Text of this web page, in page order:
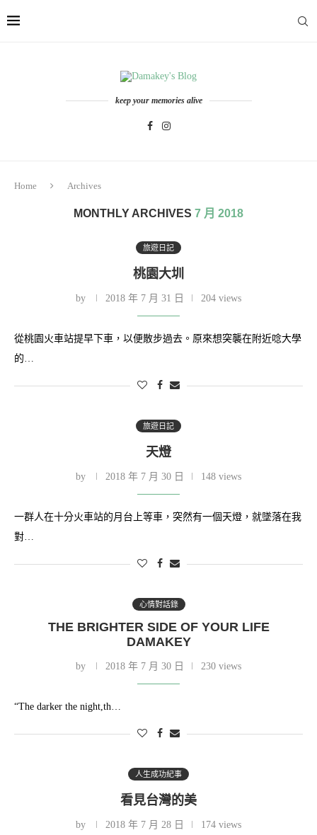
keep your memories alive
Home Archives
MONTHLY ARCHIVES 7 月 2018
旅遊日記
桃園大圳
by 2018 年 7 月 31 日 204 views
從桃園火車站提早下車，以便散步過去。原來想突襲在附近唸大學
的…
旅遊日記
天燈
by 2018 年 7 月 30 日 148 views
一群人在十分火車站的月台上等車，突然有一個天燈，就墜落在我
對…
心情對話錄
THE BRIGHTER SIDE OF YOUR LIFE
DAMAKEY
by 2018 年 7 月 30 日 230 views
“The darker the night,th…
人生成功紀事
看見台灣的美
by 2018 年 7 月 28 日 174 views